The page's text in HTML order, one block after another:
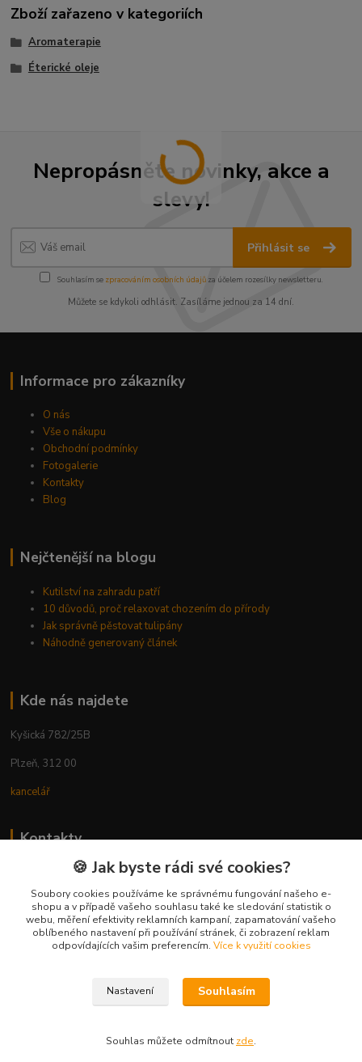
Zboží zařazeno v kategoriích
Aromaterapie
Éterické oleje
Nepropásněte novinky, akce a
slevy!
Přihlásit se
Souhlasím se zpracováním osobních údajůza účelem rozesílky newsletteru.
Můžete se kdykoli odhlásit. Zasíláme jednou za 14 dní.
Informace pro zákazníky
O nás
Vše o nákupu
Obchodní podmínky
Fotogalerie
Kontakty
Blog
Nejčtenější na blogu
Kutilství na zahradu patří
10 důvodů, proč relaxovat chozením do přírody
Jak správně pěstovat tulipány
Náhodně generovaný článek
Kde nás najdete
Kyšická 782/25B
Plzeň, 312 00
kancelář
Kontakty
Ing. Michal Vaněk
+420 603 332 100
(Po-Pá, 10-17 hod.)
info@vyhodnynakup.eu
🍪 Jak byste rádi své cookies?
Soubory cookies používáme ke správnému fungování našeho e-
shopu a v případě vašeho souhlasu také ke sledování statistik o
webu, měření efektivity reklamních kampaní, zapamatování vašeho
oblíbeného nastavení při používání stránek, či zobrazení reklam
odpovídajících vašim preferencím. Více k využití cookies
Nastavení Souhlasím
Souhlas můžete odmítnout zde.